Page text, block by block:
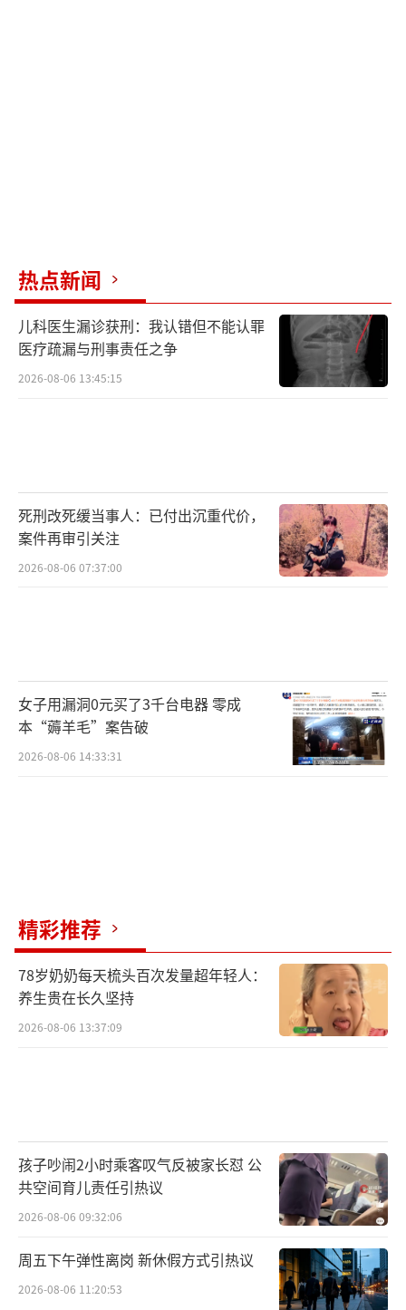
热点新闻
儿科医生漏诊获刑：我认错但不能认罪
医疗疏漏与刑事责任之争
2026-08-06 13:45:15
死刑改死缓当事人：已付出沉重代价，
案件再审引关注
2026-08-06 07:37:00
女子用漏洞0元买了3千台电器 零成
本“薅羊毛”案告破
2026-08-06 14:33:31
精彩推荐
78岁奶奶每天梳头百次发量超年轻人：
养生贵在长久坚持
2026-08-06 13:37:09
孩子吵闹2小时乘客叹气反被家长怼 公
共空间育儿责任引热议
2026-08-06 09:32:06
周五下午弹性离岗 新休假方式引热议
2026-08-06 11:20:53